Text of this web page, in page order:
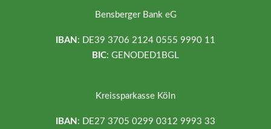
Bensberger Bank eG
IBAN : DE39 3706 2124 0555 9990 11
BIC: GENODED1BGL
Kreissparkasse Köln
IBAN : DE27 3705 0299 0312 9993 33